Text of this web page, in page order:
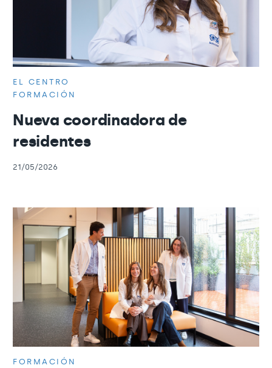
EL CENTRO
FORMACIÓN
Nueva coordinadora de
residentes
21/05/2026
FORMACIÓN